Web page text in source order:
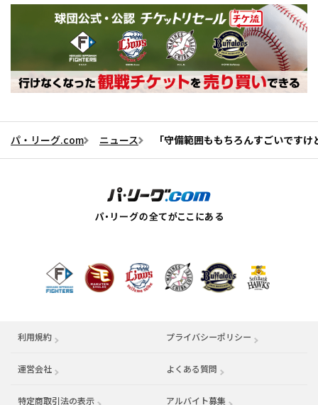
パ・リーグ.com ニュース 「守備範囲ももちろんすごいです
利用規約 プライバシーポリシー
運営会社 （別ウィンドウで開く） よくある質問
特定商取引法の表示 アルバイト募集 （別ウィンドウで開く